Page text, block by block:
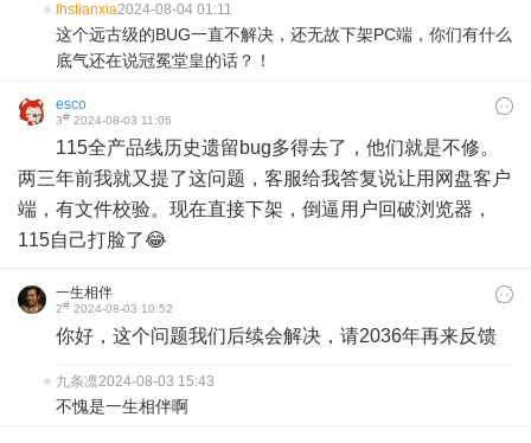
lhstianxia2024-08-04 01:11
这个远古级的BUG一直不解决，还无故下架PC端，你们有什么
底气还在说冠冕堂皇的话？！
esco
3# 2024-08-03 11:06
115全产品线历史遗留bug多得去了，他们就是不修。
两三年前我就又提了这问题，客服给我答复说让用网盘客户
端，有文件校验。现在直接下架，倒逼用户回破浏览器，
115自己打脸了😂
一生相伴
2# 2024-08-03 10:52
你好，这个问题我们后续会解决，请2036年再来反馈
九条凛2024-08-03 15:43
不愧是一生相伴啊